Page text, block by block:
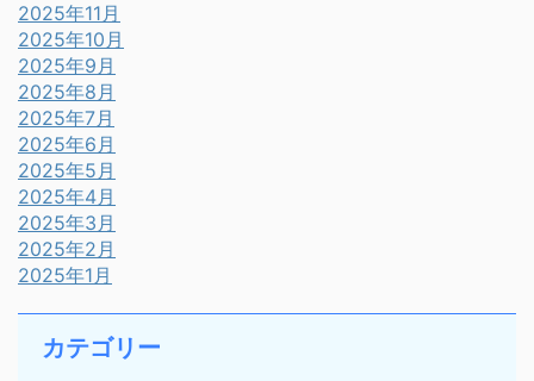
2025年11月
2025年10月
2025年9月
2025年8月
2025年7月
2025年6月
2025年5月
2025年4月
2025年3月
2025年2月
2025年1月
カテゴリー